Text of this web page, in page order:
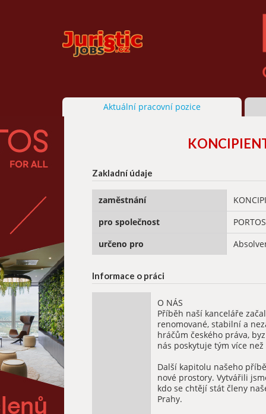
Aktuální pracovní pozice
Zakladní údaje
zaměstnání
pro společnost
určeno pro
Informace o práci
O NÁS
Příběh naší kanceláře
renomované, stabilní a
hráčům českého práva,
nás poskytuje tým více
Další kapitolu našeho
nové prostory. Vytvářili
kdo se chtějí stát členy
Prahy.